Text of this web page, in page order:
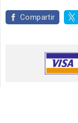
Compartir